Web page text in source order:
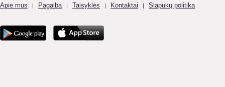
Apie mus | Pagalba | Taisyklės | Kontaktai | Slapukų politika